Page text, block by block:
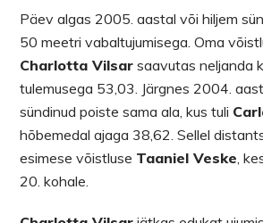
Päev algas 2005. aastal või hiljem
50 meetri vabaltujumisega. Oma
Charlotta Vilsar saavutas neljanda
tulemusega 53,03. Järgnes 2004.
sündinud poiste sama ala, kus tuli
hõbemedal ajaga 38,62. Sellel
esimese võistluse Taaniel Veske ,
20. kohale.